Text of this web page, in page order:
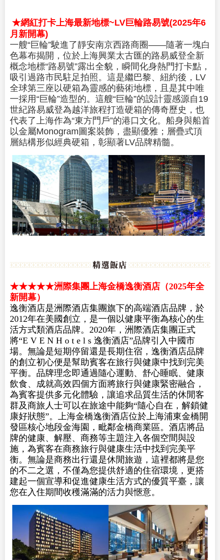
★網紅打卡上海最新地標~LV巨輪路易號(2025年6
月新開幕)
一艘“巨輪”駛進了靜安南京西路商圈——隨著一塊白
色幕布揭開，位於上海興業太古匯的路易威登全新
概念地標“路易號”露出全貌，瞬間化身熱門打卡點，
吸引過路市民駐足拍照。這是繼巴黎、紐約後，LV
全球第三座以硬箱為靈感的藝術地標，且是其中唯
一採用“巨輪”造型的。這艘“巨輪”的設計靈感源自19
世紀路易威登為越洋旅程打造硬箱的傳奇歷史，也
代表了上海作為“東方門戶”的港口文化。船身與船首
以金屬Monogram圖案裝飾，盡顯優雅；層疊式頂
層結構形似經典硬箱，彰顯著LV品牌精髓。
★★★★★洲際集團上海金橋逸衡酒店（2025年全
新開幕）
逸衡酒店是洲際酒店集團旗下的高端酒店品牌，於
2012年在美國創立，是一個以健康平衡為核心的生
活方式類酒店品牌。2020年，洲際酒店集團正式
將“E V E N H o t e l s 逸衡酒店”品牌引入中國市
場。無論是短期停留還是長期住宿，逸衡酒店品牌
的創立初心便是幫助賓客在旅行與健康中找到完美
平衡。品牌理念即通過隨心運動、舒心睡眠、健康
飲食、成就高效四個方面將旅行與健康緊密融合，
為賓客提供多元化體驗，讓追求品質生活的休閒客
群及商旅人士可以在旅途中能夠“隨心自在，解鎖健
康好狀態”。上海金橋逸衡酒店位於上海浦東金橋開
發區核心地段金海園，毗鄰金橋商業區。酒店將品
牌的健康、解壓、商務等主題注入各個空間與設
施，為賓客在商務旅行與健康生活中找到完美平
衡。無論是商務出行還是休閒旅遊，這裡都將是您
的不二之選，不僅為您提供舒適的住宿環境，更搭
建起一個宣導和促進健康生活方式的優質平臺，讓
您在入住期間收穫滿滿的活力與愜意。